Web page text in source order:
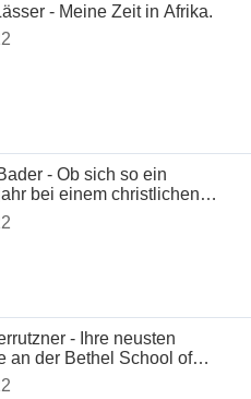
- Meine Zeit in Afrika.
- Ob sich so ein
bei einem christlichen
- Ihre neusten
an der Bethel School of
Ministry